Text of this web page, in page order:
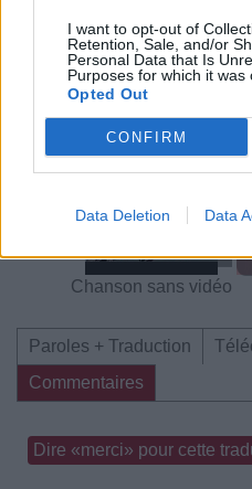
I want to opt-out of
Retention, Sale, and/or
Personal Data that Is
Purposes for which it was
Opted Out
CONFIRM
Data Deletion Data
Concert/Live
Chanson sans vidéo
Paroles + Traduction
Commentaires
Dire «merci» pour cette